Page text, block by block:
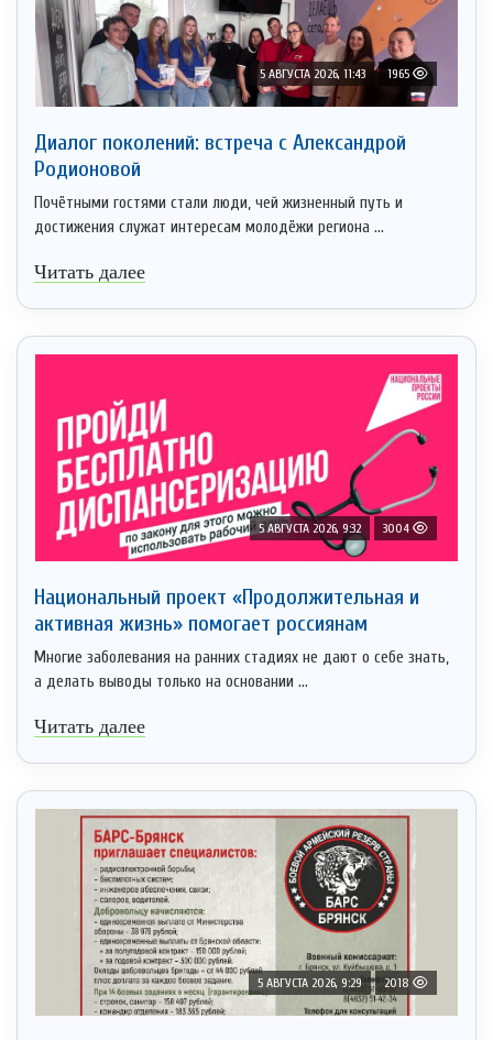
5 АВГУСТА 2026, 11:43 1965
Диалог поколений: встреча с Александрой
Родионовой
Почётными гостями стали люди, чей жизненный путь и
достижения служат интересам молодёжи региона ...
Читать далее
5 АВГУСТА 2026, 9:32 3004
Национальный проект «Продолжительная и
активная жизнь» помогает россиянам
Многие заболевания на ранних стадиях не дают о себе знать,
а делать выводы только на основании ...
Читать далее
5 АВГУСТА 2026, 9:29 2018